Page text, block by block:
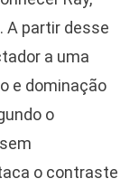
A partir desse
a uma
e dominação
o
o contraste